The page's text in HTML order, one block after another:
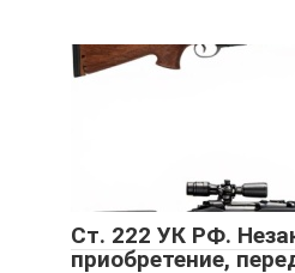
Ст. 222 УК РФ.
приобретение,